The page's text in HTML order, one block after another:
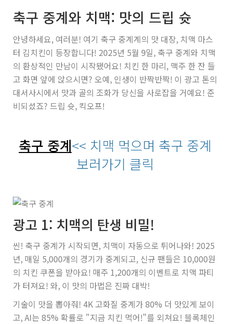
축구 중계와 치맥: 맛의 드립 슛
안녕하세요, 여러분! 여기 축구 중계계의 맛 대장, 치맥 마스
터 김치킨이 등장합니다! 2025년 5월 9일, 축구 중계와 치맥
의 환상적인 만남이 시작됐어요! 치킨 한 마리, 맥주 한 잔 들
고 화면 앞에 앉으시면? 오예, 인생이 반짝반짝! 이 광고 톤의
대서사시에서 맛과 골의 조화가 당신을 사로잡을 거예요! 준
비되셨죠? 드립 슛, 킥오프!
축구 중계<< 치맥 먹으며 축구 중계
보러가기 클릭
광고 1: 치맥의 탄생 비밀!
씬! 축구 중계가 시작되면, 치맥이 자동으로 튀어나와! 2025
년, 매일 5,000개의 경기가 중계되고, 신규 팬들은 10,000원
의 치킨 쿠폰을 받아요! 매주 1,200개의 이벤트로 치맥 파티
가 터져요! 와, 이 맛의 마법은 진짜 대박!
기술이 맛을 뽑아줘! 4K 고화질 중계가 80% 더 맛있게 보이
고, AI는 85% 확률로 "지금 치킨 먹어!"를 외쳐요! 블록체인